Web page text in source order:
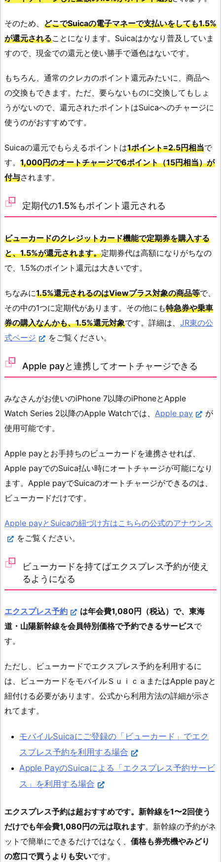
そのため、 どこでSuicaの電子マネーで支払いをしても1.5%
が還元されることになります。Suicaはかなり普及していま
すので、現金での還元と使い勝手で遜色はないです。
もちろん、通常のクレカのポイント還元みたいに、商品へ
の交換もできます。ただ、要らないものに交換してもしょ
うがないので、還元されたポイントはSuicaへのチャージに
使うのがおすすめです。
Suicaの還元でもらえるポイントは1ポイント=2.5円相当で
す。 1,000円のオートチャージで6ポイント（15円相当）が
付与されます。
定期代の1.5%もポイント還元される
ビューカードのクレジットカード機能で定期券を購入する
と、1.5%が還元されます。定期券代は高額になりがちなの
で、1.5%のポイント還元は大きいです。
ちなみに1.5%還元されるのはViewプラス対象の商品等で、
その中の1つに定期代があります。その他にも特急券や乗車
券の購入なんかも、1.5%還元対象です。詳細は、 JR東の公
式ページ
をご覧ください。
Apple payと連携してオートチャージできる
みなさんがお使いのiPhone 7以降のiPhoneと Apple
Watch Series 2以降のApple Watchでは、 Apple pay
が
使用可能です。
Apple payとお手持ちのビューカードを連携させれば、
Apple payでのSuica払い時にオートチャージが可能になり
ます。Apple payでSuicaのオートチャージができるのは、
ビューカードだけです。
Apple payとSuicaの紐づけ方はこちらの公式のアナウンス
をご覧ください。
ビューカードを持てばエクスプレス予約が使え
るようになる
エクスプレス予約
は年会費1,080円（税込）で、東海
道・山陽新幹線を会員特別価格で予約できるサービスで
す。
ただし、ビューカードでエクスプレス予約を利用するに
は、ビューカードをモバイルＳｕｉｃａまたはApple payと
紐付ける必要があります。公式から利用方法の詳細が示さ
れてます。
モバイルSuicaにご登録の「ビューカード」でエク
スプレス予約を利用する場合
Apple PayのSuicaによる「エクスプレス予約サービ
ス」を利用する場合
エクスプレス予約は超おすすめです。新幹線を1〜2回使う
だけでも年会費1,080円の元は取れます。新幹線の予約がネ
ットで簡単にできるだけではなく、 価格も券売機やみどり
の窓口で買うよりも安いです。